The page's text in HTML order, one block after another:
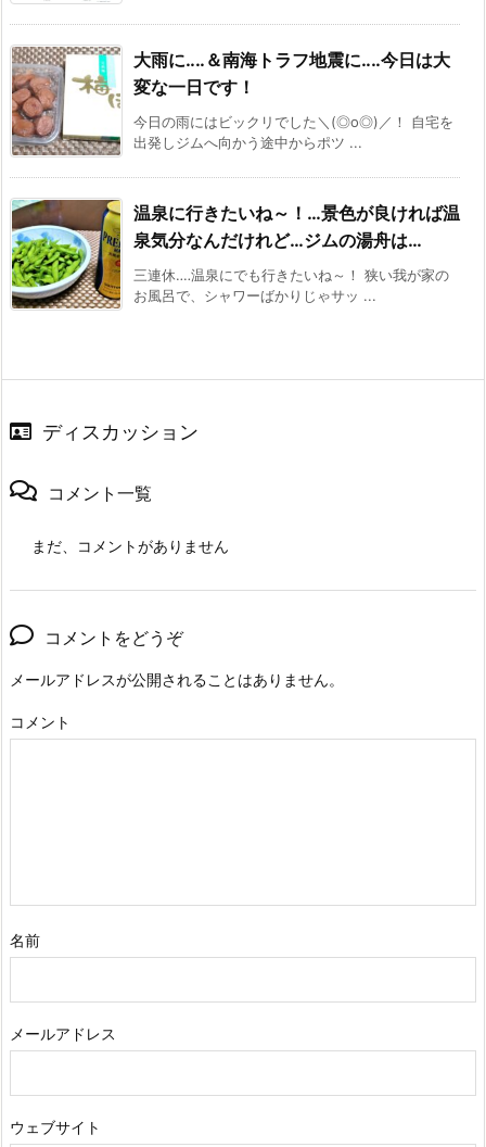
大雨に‥‥＆南海トラフ地震に‥‥今日は大
変な一日です！
今日の雨にはビックリでした＼(◎o◎)／！ 自宅を
出発しジムへ向かう途中からポツ ...
温泉に行きたいね～！…景色が良ければ温
泉気分なんだけれど…ジムの湯舟は…
三連休‥‥温泉にでも行きたいね～！ 狭い我が家の
お風呂で、シャワーばかりじゃサッ ...
ディスカッション
コメント一覧
まだ、コメントがありません
コメントをどうぞ
メールアドレスが公開されることはありません。
コメント
名前
メールアドレス
ウェブサイト